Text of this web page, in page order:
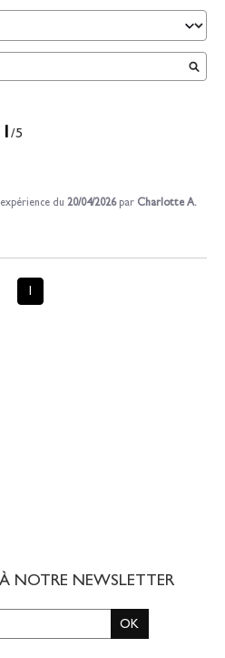
1/5
du 20/04/2026 par Charlotte A.
1
NOTRE NEWSLETTER
OK